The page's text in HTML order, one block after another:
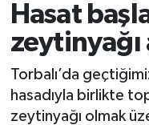
Hasat
zeytinyağı
Torbalı’da
hasadıyla birlikte
zeytinyağı olmak
İzmir Namaz
İzmir Trafik
Süper Lig Puan